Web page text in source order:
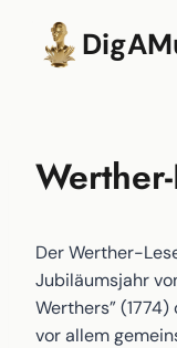
springen
Der Werther-
Jubiläumsjahr
Werthers”
vor allem